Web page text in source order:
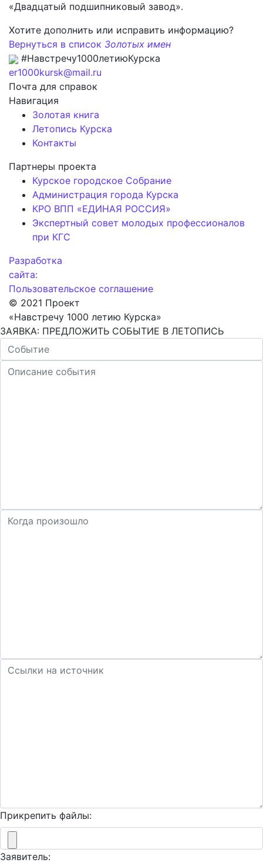
«Двадцатый подшипниковый завод».
Хотите дополнить или исправить информацию?
Вернуться в список Золотых имен
#Навстречу1000летиюКурска
er1000kursk@mail.ru
Почта для справок
Навигация
Золотая книга
Летопись Курска
Контакты
Партнеры проекта
Курское городское Собрание
Администрация города Курска
КРО ВПП «ЕДИНАЯ РОССИЯ»
Экспертный совет молодых профессионалов
при КГС
Разработка
сайта:
Пользовательское соглашение
© 2021 Проект
«Навстречу 1000 летию Курска»
ЗАЯВКА: ПРЕДЛОЖИТЬ СОБЫТИЕ В ЛЕТОПИСЬ
Прикрепить файлы:
Заявитель: